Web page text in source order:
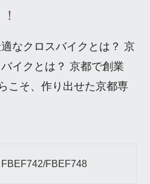
なクロスバイクとは？ 京
イクとは？ 京都で創業
こそ、作り出せた京都専
FBEF742/FBEF748